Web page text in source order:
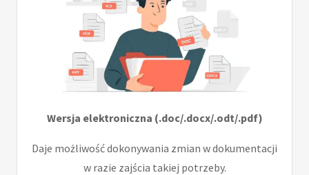
Wersja elektroniczna (.doc/.docx/.odt/.pdf)
Daje możliwość dokonywania zmian w dokumentacji
w razie zajścia takiej potrzeby.